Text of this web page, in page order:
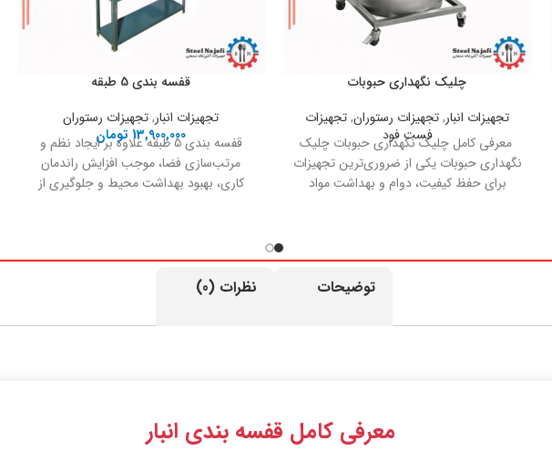
چلیک نگهداری حبوبات
تجهیزات انبار,تجهیزات رستوران,تجهیزات
فست فود
معرفی کامل چلیک نگهداری حبوبات چلیک
نگهداری حبوبات یکی از ضروری‌ترین تجهیزات
برای حفظ کیفیت، دوام و بهداشت مواد
قفسه بندی 5 طبقه
تجهیزات انبار,تجهیزات رستوران
13,900,000 تومان
قفسه بندی 5 طبقه علاوه بر ایجاد نظم و
مرتب‌سازی فضا، موجب افزایش راندمان
کاری، بهبود بهداشت محیط و جلوگیری از
روزانه کمک قابل توجهی می‌کند. در
آشپزخانه‌های صنعتی، این قفسه برای
اولیه بسته‌بندی‌شده، ادویه‌ها، لوازم جانبی
توضیحات نظرات (0)
معرفی کامل قفسه بندی انبار